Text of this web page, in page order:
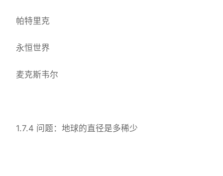
帕特里克
永恒世界
麦克斯韦尔
1.7.4 问题：地球的直径是多稀少